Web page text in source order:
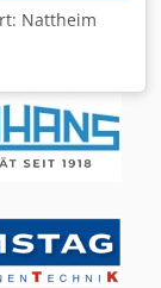
Nattheim